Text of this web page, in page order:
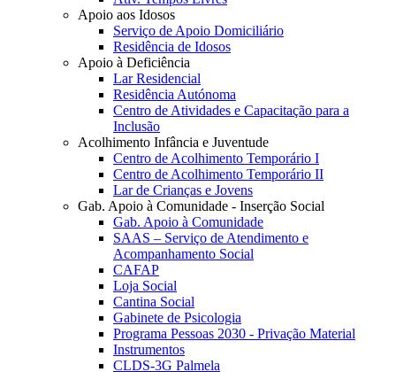
Apoio aos Idosos
Serviço de Apoio Domiciliário
Residência de Idosos
Apoio à Deficiência
Lar Residencial
Residência Autónoma
Centro de Atividades e Capacitação para a
Inclusão
Acolhimento Infância e Juventude
Centro de Acolhimento Temporário I
Centro de Acolhimento Temporário II
Lar de Crianças e Jovens
Gab. Apoio à Comunidade - Inserção Social
Gab. Apoio à Comunidade
SAAS – Serviço de Atendimento e
Acompanhamento Social
CAFAP
Loja Social
Cantina Social
Gabinete de Psicologia
Programa Pessoas 2030 - Privação Material
Instrumentos
CLDS-3G Palmela